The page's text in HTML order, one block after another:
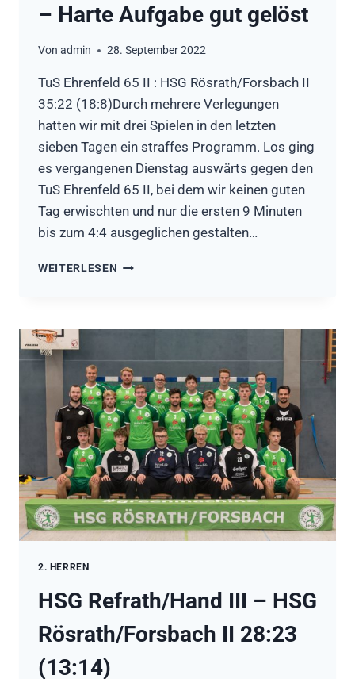
– Harte Aufgabe gut gelöst
Von admin 28. September 2022
TuS Ehrenfeld 65 II : HSG Rösrath/Forsbach II
35:22 (18:8)Durch mehrere Verlegungen
hatten wir mit drei Spielen in den letzten
sieben Tagen ein straffes Programm. Los ging
es vergangenen Dienstag auswärts gegen den
TuS Ehrenfeld 65 II, bei dem wir keinen guten
Tag erwischten und nur die ersten 9 Minuten
bis zum 4:4 ausgeglichen gestalten…
WEITERLESEN HSG
SPIELE
EINER
WOCHE
–
HARTE
AUFGABE
GUT
GELÖST
2. HERREN
HSG Refrath/Hand III – HSG
Rösrath/Forsbach II 28:23
(13:14)